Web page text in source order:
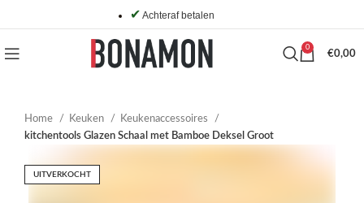
✔ Achteraf betalen
0
€0,00
Home Keuken
Keukenaccessoires
kitchentools Glazen Schaal met Bamboe Deksel Groot
UITVERKOCHT